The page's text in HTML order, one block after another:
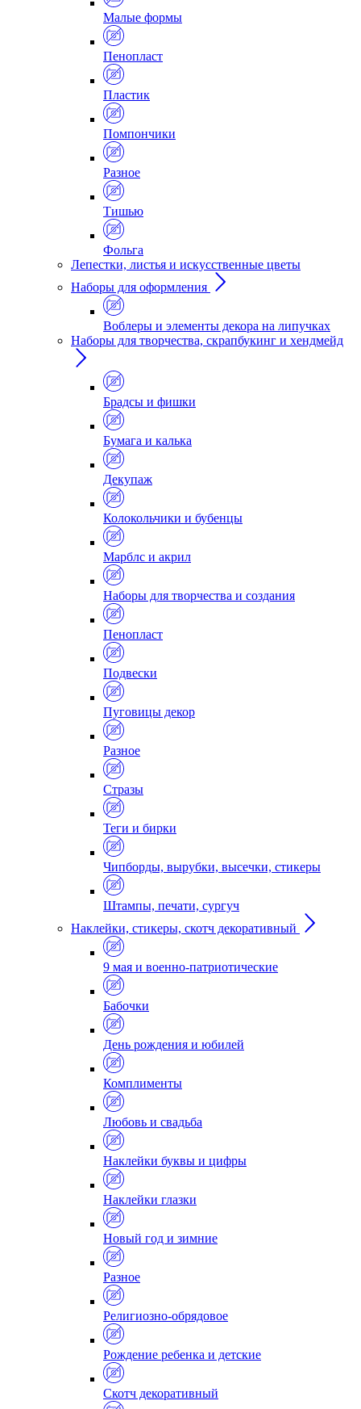
Малые формы
Пенопласт
Пластик
Помпончики
Разное
Тишью
Фольга
Лепестки, листья и искусственные цветы
Наборы для оформления
Воблеры и элементы декора на липучках
Наборы для творчества, скрапбукинг и хендмейд
Брадсы и фишки
Бумага и калька
Декупаж
Колокольчики и бубенцы
Марблс и акрил
Наборы для творчества и создания
Пенопласт
Подвески
Пуговицы декор
Разное
Стразы
Теги и бирки
Чипборды, вырубки, высечки, стикеры
Штампы, печати, сургуч
Наклейки, стикеры, скотч декоративный
9 мая и военно-патриотические
Бабочки
День рождения и юбилей
Комплименты
Любовь и свадьба
Наклейки буквы и цифры
Наклейки глазки
Новый год и зимние
Разное
Религиозно-обрядовое
Рождение ребенка и детские
Скотч декоративный